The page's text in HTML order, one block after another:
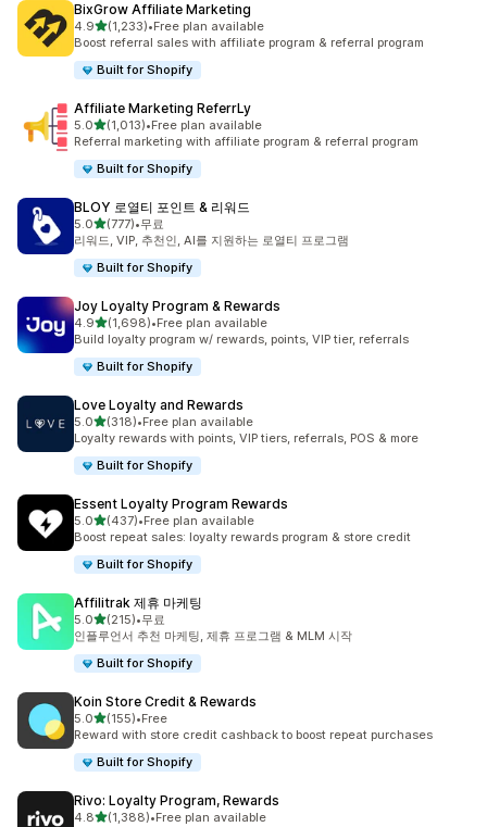
BixGrow Affiliate Marketing
4.9별 5개 중
(1,233)
총 리뷰 1233개
•Free plan available
Boost referral sales with affiliate program & referral program
Built for Shopify
Affiliate Marketing ReferrLy
5.0별 5개 중
(1,013)
총 리뷰 1013개
•Free plan available
Referral marketing with affiliate program & referral program
Built for Shopify
BLOY 로열티 포인트 & 리워드
5.0별 5개 중
(777)
총 리뷰 777개
•무료
리워드, VIP, 추천인, AI를 지원하는 로열티 프로그램
Built for Shopify
Joy Loyalty Program & Rewards
4.9별 5개 중
(1,698)
총 리뷰 1698개
•Free plan available
Build loyalty program w/ rewards, points, VIP tier, referrals
Built for Shopify
Love Loyalty and Rewards
5.0별 5개 중
(318)
총 리뷰 318개
•Free plan available
Loyalty rewards with points, VIP tiers, referrals, POS & more
Built for Shopify
Essent Loyalty Program Rewards
5.0별 5개 중
(437)
총 리뷰 437개
•Free plan available
Boost repeat sales: loyalty rewards program & store credit
Built for Shopify
Affilitrak 제휴 마케팅
5.0별 5개 중
(215)
총 리뷰 215개
•무료
인플루언서 추천 마케팅, 제휴 프로그램 & MLM 시작
Built for Shopify
Koin Store Credit & Rewards
5.0별 5개 중
(155)
총 리뷰 155개
•Free
Reward with store credit cashback to boost repeat purchases
Built for Shopify
Rivo: Loyalty Program, Rewards
4.8별 5개 중
(1,388)
총 리뷰 1388개
•Free plan available